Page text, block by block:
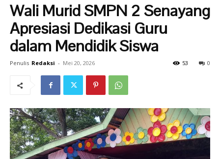
Wali Murid SMPN 2 Senayang
Apresiasi Dedikasi Guru
dalam Mendidik Siswa
Penulis Redaksi - Mei 20, 2026 0
53